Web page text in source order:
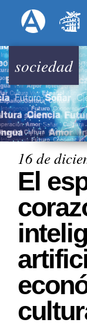
Menú
sociedad
16 de
El